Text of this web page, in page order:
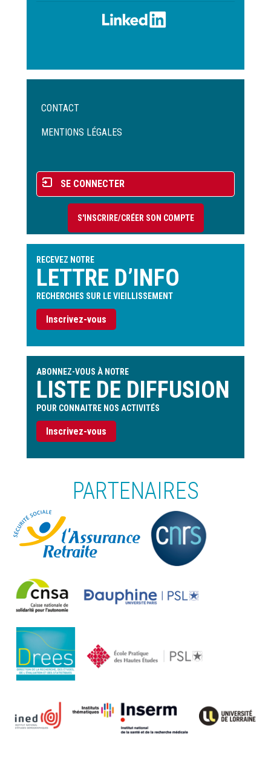
Menu
de
CONTACT
MENTIONS LÉGALES
Menu
du
compte
l'utilisateur
SE CONNECTER
S'INSCRIRE/CRÉER SON COMPTE
RECEVEZ NOTRE
LETTRE D’INFO
RECHERCHES SUR LE VIEILLISSEMENT
Inscrivez-vous
ABONNEZ-VOUS À NOTRE
LISTE DE DIFFUSION
POUR CONNAITRE NOS ACTIVITÉS
Inscrivez-vous
PARTENAIRES